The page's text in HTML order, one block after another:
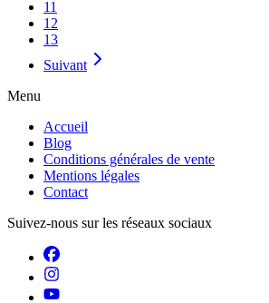
11
12
13
Suivant
Menu
Accueil
Blog
Conditions générales de vente
Mentions légales
Contact
Suivez-nous sur les réseaux sociaux